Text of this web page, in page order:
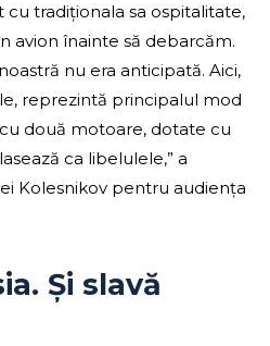
cu tradiționala sa ospitalitate,
avion înainte să debarcăm.
nu era anticipată. Aici,
reprezintă principalul mod
două motoare, dotate cu
ca libelulele,” a
Kolesnikov pentru audiența
Și slavă